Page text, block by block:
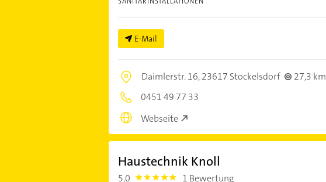
E-Mail
Daimlerstr. 16,23617 Stockelsdorf
27,3 km
0451 49 77 33
Webseite
Haustechnik Knoll
5,0 5.0 1 Bewertung